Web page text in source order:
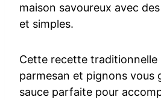
maison savoureux avec
et simples.
Cette recette traditionnelle
parmesan et pignons vous
sauce parfaite pour